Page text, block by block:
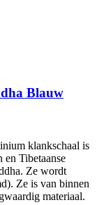
Blauw
klankschaal is
en Tibetaanse
Ze wordt
Ze is van binnen
materiaal.